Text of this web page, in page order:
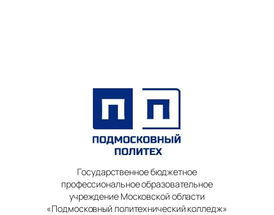
Государственное бюджетное
профессиональное образовательное
учреждение Московской области
«Подмосковный политехнический колледж»